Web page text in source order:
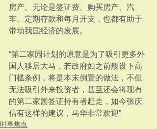
房产。无论是签证费、购买房产、汽
车、定期存款和每月开支，也都有助于
带动我国经济的发展。
“第二家园计划的原意是为了吸引更多外
国人移居大马，若政府如之前般设下高
门槛条例，将是本末倒置的做法，不但
无法吸引外来投资者，甚至还会将现有
的第二家园签证持有者赶走，如今张庆
信有这样的建议，马华非常欢迎”
时事焦点